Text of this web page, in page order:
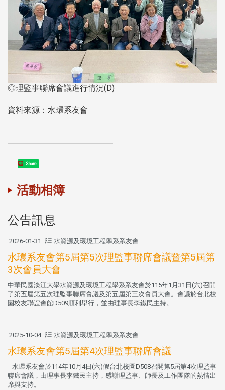
◎理監事聯席會議進行情況(D)
資料來源：水環系友會
Share
活動相簿
公告訊息
2026-01-31 水資源及環境工程學系系友會
水環系友會第5屆第5次理監事聯席會議暨第5屆第
3次會員大會
中華民國淡江大學水資源及環境工程學系系友會於115年1月31日(六)召開
了第五屆第五次理監事聯席會議及第五屆第三次會員大會。會議於台北校
園校友聯誼會館D509順利舉行，並由理事長李鐵民主持。
2025-10-04 水資源及環境工程學系系友會
水環系友會第5屆第4次理監事聯席會議
水環系友會於114年10月4日(六)假台北校園D508召開第5屆第4次理監事
聯席會議，由理事長李鐵民主持，感謝理監事、師長及工作團隊的熱情出
席與支持。